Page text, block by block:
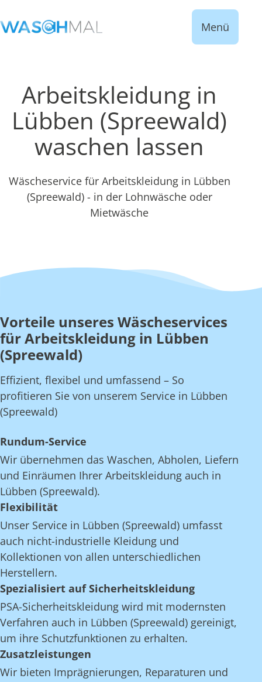
Menü
Arbeitskleidung in
Lübben (Spreewald)
waschen lassen
Wäscheservice für Arbeitskleidung in Lübben
(Spreewald) - in der Lohnwäsche oder
Mietwäsche
Vorteile unseres Wäscheservices
für Arbeitskleidung in Lübben
(Spreewald)
Effizient, flexibel und umfassend – So
profitieren Sie von unserem Service in Lübben
(Spreewald)
Rundum-Service
Wir übernehmen das Waschen, Abholen, Liefern
und Einräumen Ihrer Arbeitskleidung auch in
Lübben (Spreewald).
Flexibilität
Unser Service in Lübben (Spreewald) umfasst
auch nicht-industrielle Kleidung und
Kollektionen von allen unterschiedlichen
Herstellern.
Spezialisiert auf Sicherheitskleidung
PSA-Sicherheitskleidung wird mit modernsten
Verfahren auch in Lübben (Spreewald) gereinigt,
um ihre Schutzfunktionen zu erhalten.
Zusatzleistungen
Wir bieten Imprägnierungen, Reparaturen und